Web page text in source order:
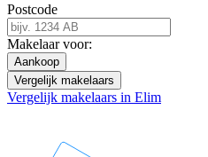
Postcode
Makelaar voor:
Aankoop
Vergelijk makelaars
Vergelijk makelaars in Elim